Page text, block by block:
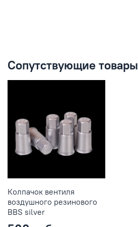
Сопутствующие товары
Колпачок вентиля
воздушного резинового
BBS silver